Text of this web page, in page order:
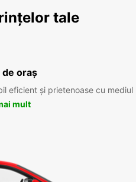
tale
de oraș
eficient și prietenoase cu mediul
mult